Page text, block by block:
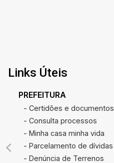
Links Úteis
PREFEITURA
- Certidões e documentos
- Consulta processos
- Minha casa minha vida
- Parcelamento de dívidas
- Denúncia de Terrenos